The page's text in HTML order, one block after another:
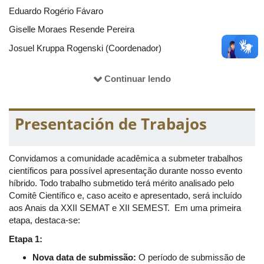
Eduardo Rogério Fávaro
Giselle Moraes Resende Pereira
Josuel Kruppa Rogenski (Coordenador)
Mirian Fernandes Carvalho Araújo
Raiane França Rosseti
Colaboradores
Fernanda de Andrade Flor
Comitê Científico
Matemática Pura:
Matemática Aplicada: Rosana Sueli Da Motta Jafelice
Continuar lendo
Presentación de Trabajos
Convidamos a comunidade acadêmica a submeter trabalhos
científicos para possível apresentação durante nosso evento
híbrido. Todo trabalho submetido terá mérito analisado pelo
Comitê Científico e, caso aceito e apresentado, será incluído
aos Anais da XXII SEMAT e XII SEMEST. Em uma primeira
etapa, destaca-se:
Etapa 1:
Nova data de submissão: O período de submissão de